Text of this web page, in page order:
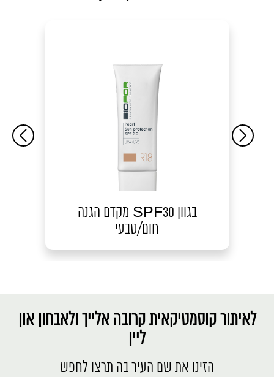
מקדם הגנה SPF30 בגוון
חום/טבעי
לאיתור קוסמטיקאית קרובה אלייך ולאבחון און
ליין
הזינו את שם העיר בה תרצו לחפש